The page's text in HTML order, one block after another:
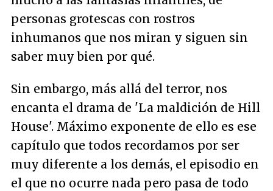
personas grotescas con rostros
inhumanos que nos miran y siguen sin
saber muy bien por qué.
Sin embargo, más allá del terror, nos
encanta el drama de 'La maldición de Hill
House'. Máximo exponente de ello es ese
capítulo que todos recordamos por ser
muy diferente a los demás, el episodio en
el que no ocurre nada pero pasa de todo